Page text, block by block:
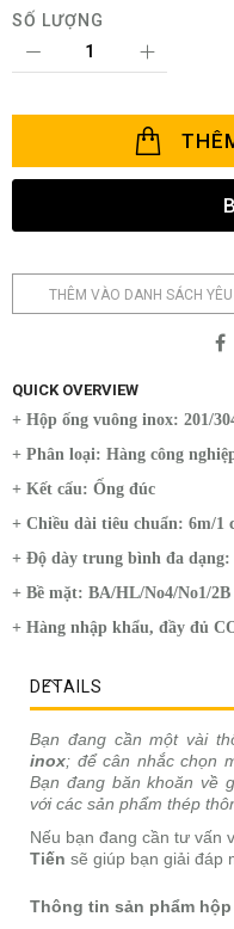
SỐ LƯỢNG
THÊM VÀO DANH SÁCH YÊU
QUICK OVERVIEW
+ Hộp ống vuông inox: 201/
+ Phân loại: Hàng công
+ Kết cấu: Ống đúc
+ Chiều dài tiêu chuẩn: 6m/1
+ Độ dày trung bình đa dạng:
+ Bề mặt: BA/HL/No4/No1/2B
+ Hàng nhập khẩu, đầy đủ
DETAILS
Bạn đang cần một vài
inox; để cân nhắc chọn
Bạn đang băn khoăn về
với các sản phẩm thép
Nếu bạn đang cần tư vấn
Tiến sẽ giúp bạn giải đáp
Thông tin sản phẩm